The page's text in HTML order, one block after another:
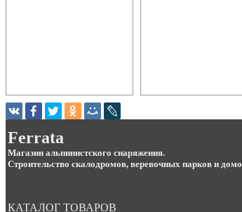
Ferrata
Магазин альпинистского снаряжения.
Строительство скалодромов, веревочных парков и
КАТАЛОГ ТОВАРОВ